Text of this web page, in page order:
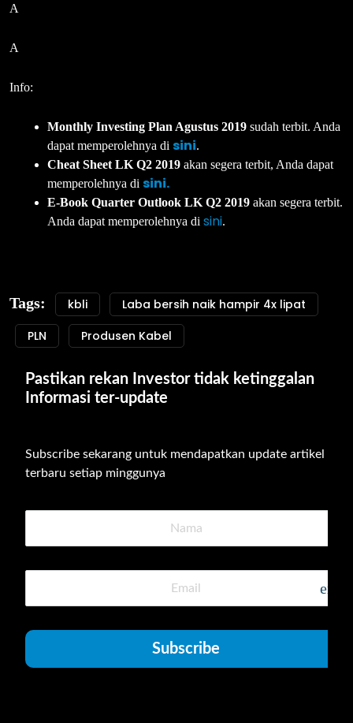
A
A
Info:
Monthly Investing Plan Agustus 2019 sudah terbit. Anda
dapat memperolehnya di sini.
Cheat Sheet LK Q2 2019 akan segera terbit, Anda dapat
memperolehnya di sini.
E-Book Quarter Outlook LK Q2 2019 akan segera terbit.
Anda dapat memperolehnya di sini.
Tags: kbli
Laba bersih naik hampir 4x lipat
PLN
Produsen Kabel
Pastikan rekan Investor tidak ketinggalan
Informasi ter-update
Subscribe sekarang untuk mendapatkan update artikel
terbaru setiap minggunya
Subscribe